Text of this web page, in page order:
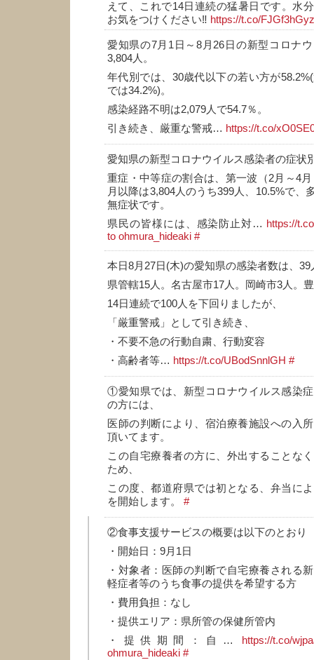
えて、これで14日連続の猛暑日です。水
お気をつけください‼️ https://t.co/
愛知県の7月1日～8月26日の新型コロナ
3,804人。
年代別では、30歳代以下の若い方が
では34.2%)。
感染経路不明は2,079人で54.7％。
引き続き、厳重な警戒… https://t.co/
愛知県の新型コロナウイルス感染者の症状
重症・中等症の割合は、第一波（2月～4
月以降は3,804人のうち399人、10.5%で、
無症状です。
県民の皆様には、感染防止対… https://
to ohmura_hideaki #
本日8月27日(木)の愛知県の感染者数は、39
県管轄15人。名古屋市17人。岡崎市3人。
14日連続で100人を下回りましたが、
「厳重警戒」として引き続き、
・不要不急の行動自粛、行動変容
・高齢者等… https://t.co/UBodSnnlGH #
①愛知県では、新型コロナウイルス感染
の方には、
医師の判断により、宿泊療養施設への入
頂いてます。
この自宅療養者の方に、外出することな
ため、
この度、都道府県では初となる、弁当に
を開始します。 #
②食事支援サービスの概要は以下のとおり
・開始日：9月1日
・対象者：医師の判断で自宅療養される
軽症者等のうち食事の提供を希望する方
・費用負担：なし
・提供エリア：県所管の保健所管内
・提供期間：自…
https://t.co/
ohmura_hideaki #